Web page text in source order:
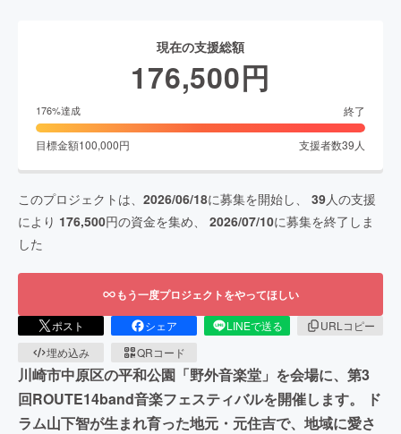
現在の支援総額
176,500円
176%達成 終了
目標金額100,000円 支援者数39 人
このプロジェクトは、 2026/06/18に募集を開始し、 39人の支援
により 176,500円の資金を集め、 2026/07/10に募集を終了しま
した
もう一度プロジェクトをやってほしい
ポスト シェア LINEで送る
URLコピー
埋め込み
QRコード
川崎市中原区の平和公園「野外音楽堂」を会場に、第3
回ROUTE14band音楽フェスティバルを開催します。 ド
ラム山下智が生まれ育った地元・元住吉で、地域に愛さ